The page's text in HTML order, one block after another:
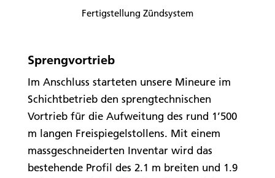
Fertigstellung Zündsystem
Sprengvortrieb
Im Anschluss starteten unsere Mineure im
Schichtbetrieb den sprengtechnischen
Vortrieb für die Aufweitung des rund 1’500
m langen Freispiegelstollens. Mit einem
massgeschneiderten Inventar wird das
bestehende Profil des 2.1 m breiten und 1.9